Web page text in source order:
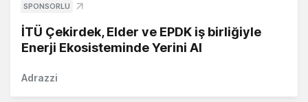
SPONSORLU
İTÜ Çekirdek, Elder ve EPDK iş birliğiyle
Enerji Ekosisteminde Yerini Al
Adrazzi